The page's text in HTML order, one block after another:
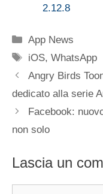
2.12.8
Categorie
App News
Tag
iOS,WhatsApp
Angry Birds
dedicato alla serie
Facebook:
non solo
Lascia un